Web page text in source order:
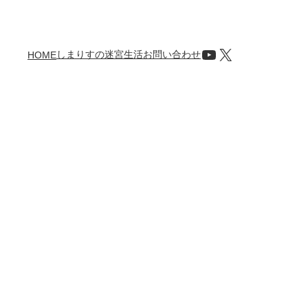
HOMEしまりすの迷宮生活お問い合わせYouTube
X